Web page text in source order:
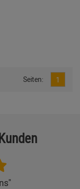
Seiten: 1